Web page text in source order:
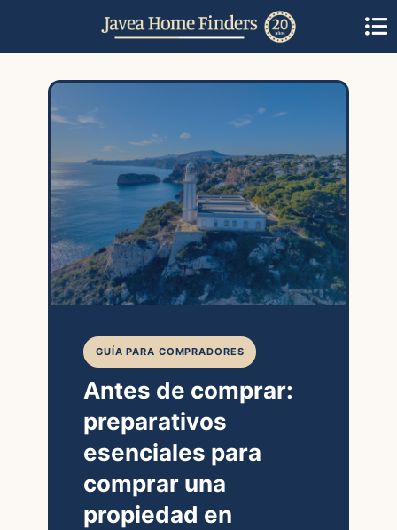
GUÍA PARA COMPRADORES
Antes de comprar:
preparativos
esenciales para
comprar una
propiedad en